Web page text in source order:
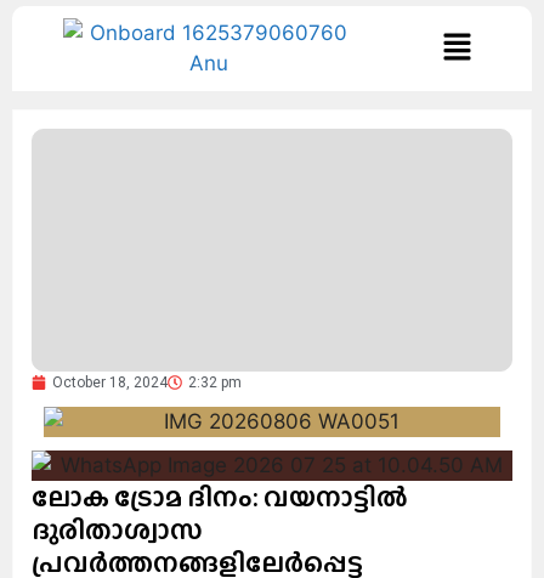
October 18, 2024 2:32 pm
ലോക ട്രോമ ദിനം: വയനാട്ടിൽ
ദുരിതാശ്വാസ
പ്രവർത്തനങ്ങളിലേർപ്പെട്ട